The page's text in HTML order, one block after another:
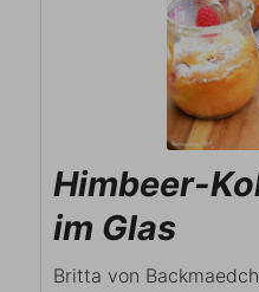
Himbeer-
im Glas
Britta von